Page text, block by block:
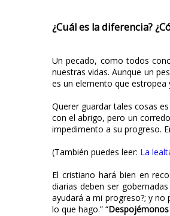
¿Cuál es la diferencia?
Un pecado, como todos
nuestras vidas. Aunque un
es un elemento que estropea
Querer guardar tales cosas
con el abrigo, pero un
impedimento a su progreso.
(También puedes leer: La
El cristiano hará bien en
diarias deben ser
ayudará a mi progreso?; y no
lo que hago.” “